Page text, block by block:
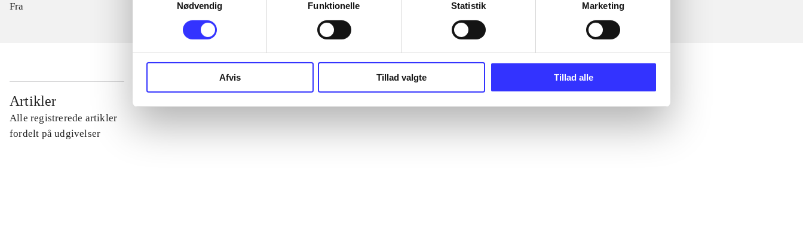
Nødvendig
Funktionelle Statistik Marketing
Afvis Tillad valgte Tillad alle
Fra
Artikler
Alle registrerede artikler
fordelt på udgivelser
...